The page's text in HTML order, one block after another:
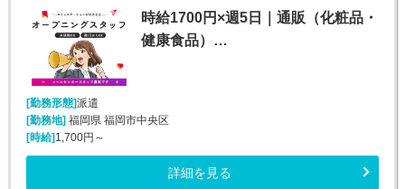
時給1700円×週5日｜通販（化粧品・
健康食品）…
[勤務形態]派遣
[勤務地] 福岡県 福岡市中央区
[時給] 1,700円～
詳細を見る